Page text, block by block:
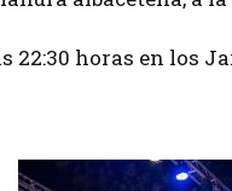
22:30 horas en los